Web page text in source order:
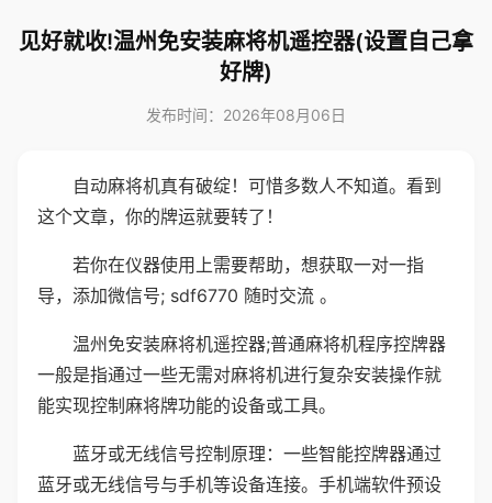
见好就收!温州免安装麻将机遥控器(设置自己拿
好牌)
发布时间：2026年08月06日
自动麻将机真有破绽！可惜多数人不知道。看到
这个文章，你的牌运就要转了！
若你在仪器使用上需要帮助，想获取一对一指
导，添加微信号; sdf6770 随时交流 。
温州免安装麻将机遥控器;普通麻将机程序控牌器
一般是指通过一些无需对麻将机进行复杂安装操作就
能实现控制麻将牌功能的设备或工具。
蓝牙或无线信号控制原理：一些智能控牌器通过
蓝牙或无线信号与手机等设备连接。手机端软件预设